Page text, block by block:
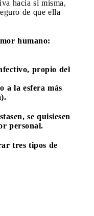
hacia sí misma,
de que ella
humano:
propio del
a la esfera más
se quisiesen
personal.
tres tipos de